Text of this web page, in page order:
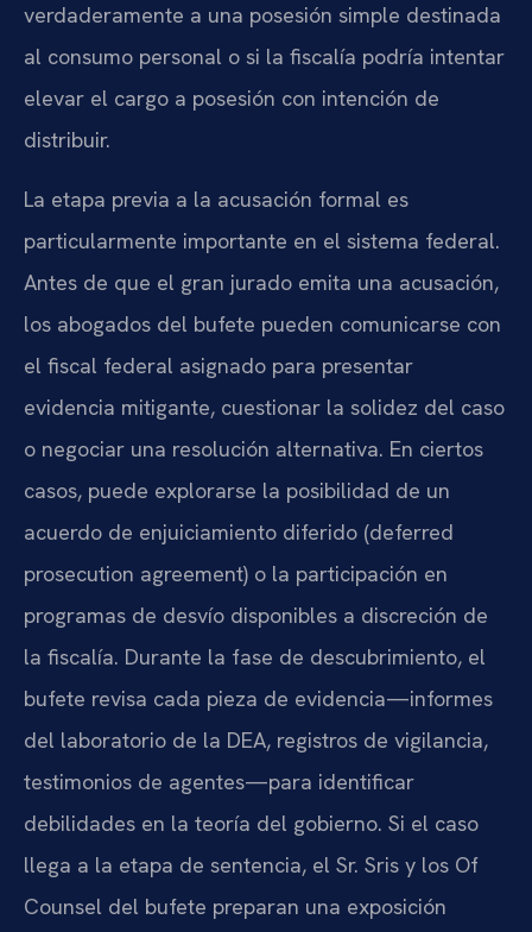
verdaderamente a una posesión simple destinada
al consumo personal o si la fiscalía podría intentar
elevar el cargo a posesión con intención de
distribuir.
La etapa previa a la acusación formal es
particularmente importante en el sistema federal.
Antes de que el gran jurado emita una acusación,
los abogados del bufete pueden comunicarse con
el fiscal federal asignado para presentar
evidencia mitigante, cuestionar la solidez del caso
o negociar una resolución alternativa. En ciertos
casos, puede explorarse la posibilidad de un
acuerdo de enjuiciamiento diferido (deferred
prosecution agreement) o la participación en
programas de desvío disponibles a discreción de
la fiscalía. Durante la fase de descubrimiento, el
bufete revisa cada pieza de evidencia—informes
del laboratorio de la DEA, registros de vigilancia,
testimonios de agentes—para identificar
debilidades en la teoría del gobierno. Si el caso
llega a la etapa de sentencia, el Sr. Sris y los Of
Counsel del bufete preparan una exposición